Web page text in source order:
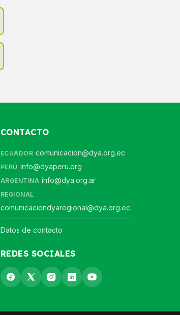
CONTACTO
ECUADOR comunicacion@dya.org.ec
PERÚ info@dyaperu.org
ARGENTINA info@dya.org.ar
REGIONAL
comunicaciondyaregional@dya.org.ec
Datos de contacto
REDES SOCIALES